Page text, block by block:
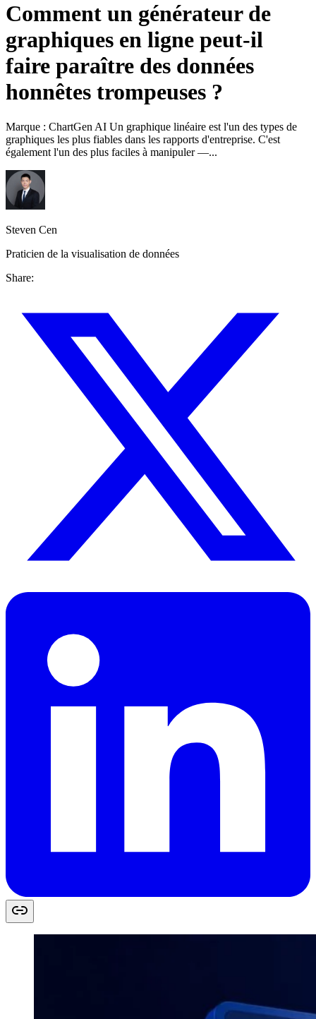
Comment un générateur de
graphiques en ligne peut-il
faire paraître des données
honnêtes trompeuses ?
Marque : ChartGen AI Un graphique linéaire est l'un des types de
graphiques les plus fiables dans les rapports d'entreprise. C'est
également l'un des plus faciles à manipuler —...
Steven Cen
Praticien de la visualisation de données
Share: